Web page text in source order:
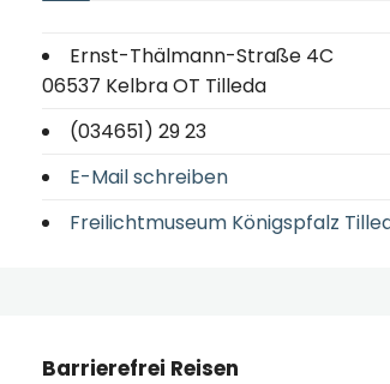
Ernst-Thälmann-Straße 4C
06537 Kelbra OT Tilleda
(034651) 29 23
E-Mail schreiben
Freilichtmuseum Königspfalz
Barrierefrei Reisen